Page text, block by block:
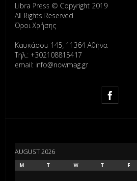
Libra Press © Copyright 2019
All Rights Reserved
Όροι Χρήσης
Καυκάσου 145, 11364 Αθήνα
Τηλ.: +302108815417
email: info@nowmag.gr
AUGUST 2026
M T W T F